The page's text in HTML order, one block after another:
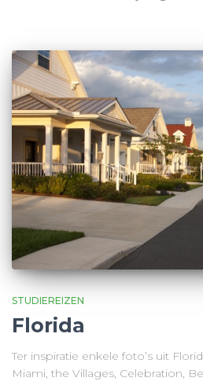
STUDIEREIZEN
Florida
Ter inspiratie enkele foto’s uit
Miami, the Villages, Celebration,